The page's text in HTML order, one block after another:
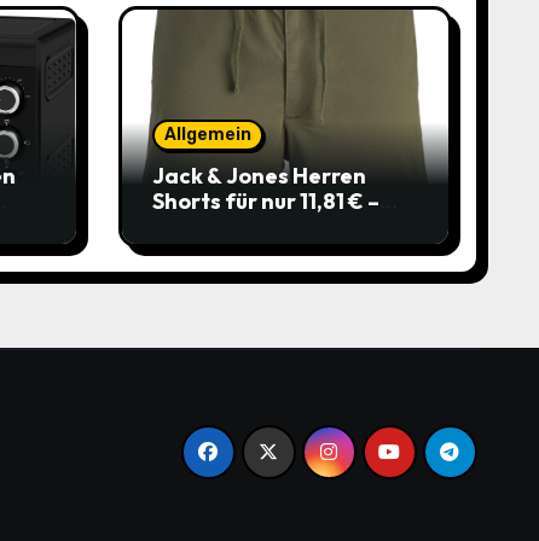
Allgemein
Jack & Jones Herren
Shorts für nur 11,81 € –